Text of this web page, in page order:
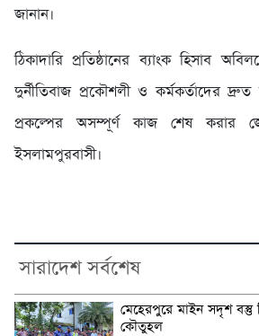
জানান।
ঠিকাদারি প্রতিষ্ঠানের ব্যাংক হিসাব
দুর্নীতিবাজ প্রকৌশলী ও কর্মকর্তাদের
প্রকল্পের অসম্পূর্ণ কাজ শেষ করার
ইসলামপুরবাসী।
সারাদেশ সর্বশেষ
মেহেরপুরে মাইন সদৃশ বস্তু
কৌতুহল